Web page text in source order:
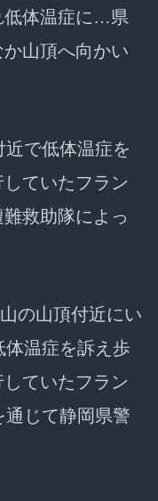
体温症に …県
山頂へ向かい
で低体温症を
ていたフラン
救助隊によっ
の山頂付近にい
体温症を訴え歩
ていたフラン
通じて静岡県警